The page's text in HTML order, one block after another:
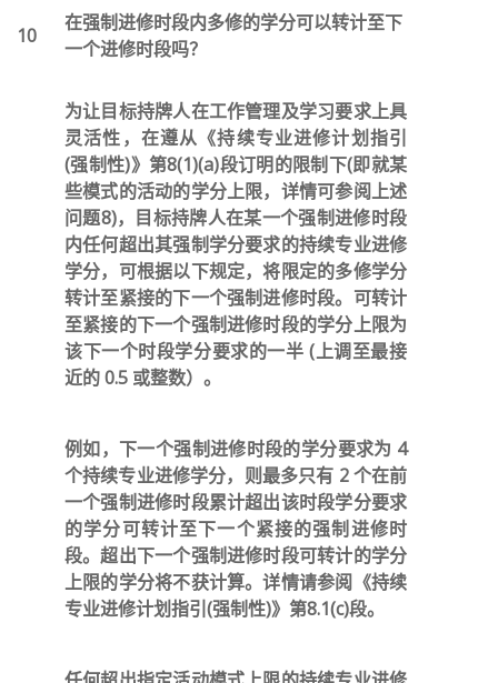
10
在强制进修时段内多修的学分可以转计至下
一个进修时段吗？
为让目标持牌人在工作管理及学习要求上具
灵活性，在遵从《持续专业进修计划指引
(强制性)》第8(1)(a)段订明的限制下(即就某
些模式的活动的学分上限，详情可参阅上述
问题8)，目标持牌人在某一个强制进修时段
内任何超出其强制学分要求的持续专业进修
学分，可根据以下规定，将限定的多修学分
转计至紧接的下一个强制进修时段。可转计
至紧接的下一个强制进修时段的学分上限为
该下一个时段学分要求的一半 (上调至最接
近的 0.5 或整数）。
例如，下一个强制进修时段的学分要求为 4
个持续专业进修学分，则最多只有 2 个在前
一个强制进修时段累计超出该时段学分要求
的学分可转计至下一个紧接的强制进修时
段。超出下一个强制进修时段可转计的学分
上限的学分将不获计算。详情请参阅《持续
专业进修计划指引(强制性)》第8.1(c)段。